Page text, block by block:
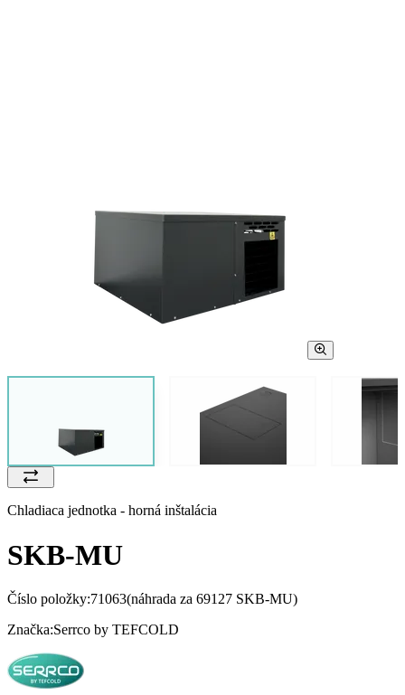
Chladiaca jednotka - horná inštalácia
SKB-MU
Číslo položky:71063(náhrada za 69127 SKB-MU)
Značka:Serrco by TEFCOLD